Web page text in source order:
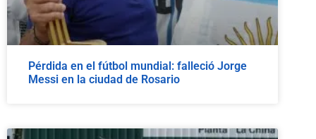
Pérdida en el fútbol mundial: falleció Jorge
Messi en la ciudad de Rosario